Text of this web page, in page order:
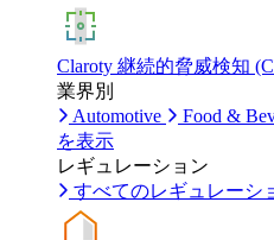
Claroty 継続的脅威検知
業界別
Automotive
Food &
を表示
レギュレーション
すべてのレギュレーシ